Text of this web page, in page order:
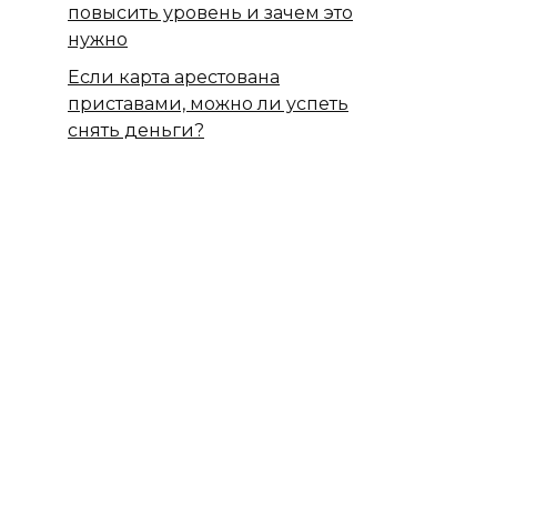
повысить уровень и зачем это
нужно
Если карта арестована
приставами, можно ли успеть
снять деньги?